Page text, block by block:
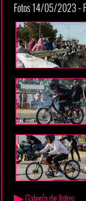
Fotos 14/05/2023 -
▶